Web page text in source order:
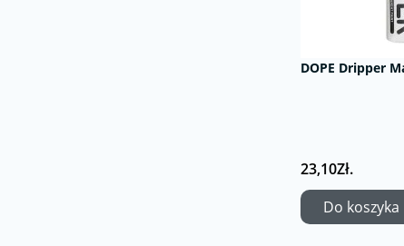
DOPE Dripper
23,10Zł.
Do koszyka